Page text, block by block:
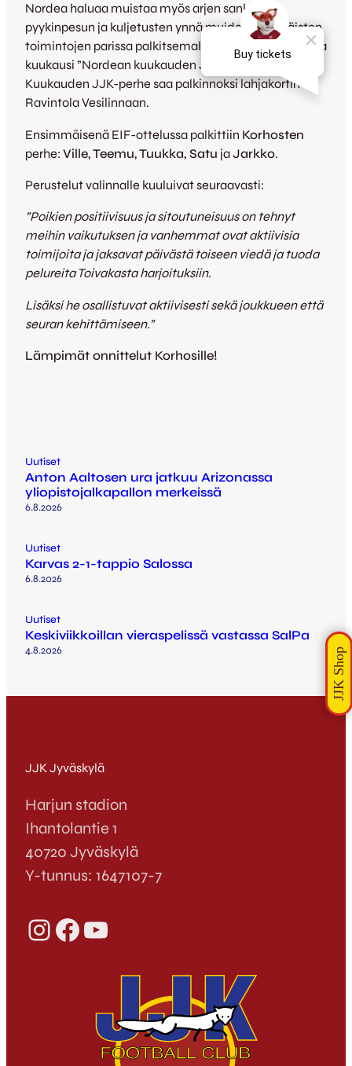
Nordea haluaa muistaa myös arjen sankareita
pyykinpesun ja kuljetusten ynnä muiden päivittäisten
toimintojen parissa palkitsemalla JJK Junioreista joka
kuukausi ”Nordean kuukauden JJK-perheen”.
Kuukauden JJK-perhe saa palkinnoksi lahjakortin
Ravintola Vesilinnaan.
Ensimmäisenä EIF-ottelussa palkittiin Korhosten
perhe: Ville, Teemu, Tuukka, Satu jaJarkko.
Perustelut valinnalle kuuluivat seuraavasti:
”Poikien positiivisuus ja sitoutuneisuus on tehnyt
meihin vaikutuksen ja vanhemmat ovat aktiivisia
toimijoita ja jaksavat päivästä toiseen viedä ja tuoda
pelureita Toivakasta harjoituksiin.
Lisäksi he osallistuvat aktiivisesti sekä joukkueen että
seuran kehittämiseen.”
Lämpimät onnittelut Korhosille!
Uutiset
Anton Aaltosen ura jatkuu Arizonassa
yliopistojalkapallon merkeissä
6.8.2026
Uutiset
Karvas 2-1-tappio Salossa
6.8.2026
Uutiset
Keskiviikkoillan vieraspelissä vastassa SalPa
4.8.2026
JJK Jyväskylä
Harjun stadion
Ihantolantie 1
40720 Jyväskylä
Y-tunnus: 1647107-7
InstagramFacebook YouTube